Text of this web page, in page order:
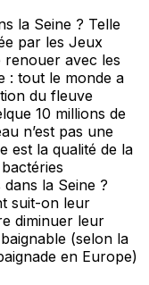
la Seine ? Telle
par les Jeux
renouer avec les
: tout le monde a
du fleuve
10 millions de
n’est pas une
est la qualité de la
la Seine ?
suit-on leur
diminuer leur
(selon la
en Europe)